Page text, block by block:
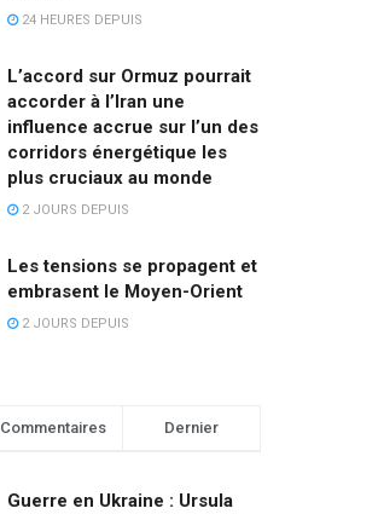
24 HEURES DEPUIS
L’accord sur Ormuz pourrait
accorder à l’Iran une
influence accrue sur l’un des
corridors énergétique les
plus cruciaux au monde
2 JOURS DEPUIS
Les tensions se propagent et
embrasent le Moyen-Orient
2 JOURS DEPUIS
Commentaires Dernier
Guerre en Ukraine : Ursula